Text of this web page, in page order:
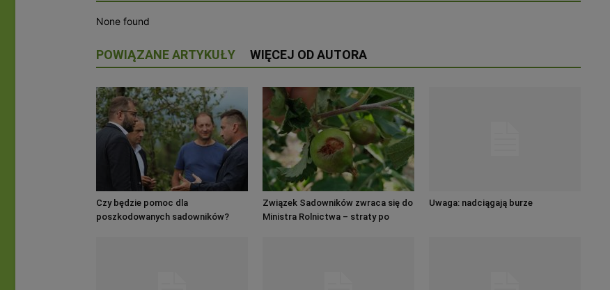
None found
POWIĄZANE ARTYKUŁY WIĘCEJ OD AUTORA
Czy będzie pomoc dla
poszkodowanych sadowników?
Związek Sadowników zwraca się do
Ministra Rolnictwa – straty po
Uwaga: nadciągają burze